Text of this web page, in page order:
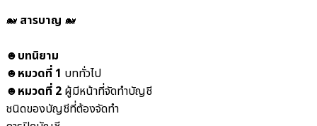
🐋 สารบาญ 🐋
☻บทนิยาม
☻หมวดที่ 1 บททั่วไป
☻หมวดที่ 2 ผู้มีหน้าที่จัดทำบัญชี
ชนิดของบัญชีที่ต้องจัดทำ